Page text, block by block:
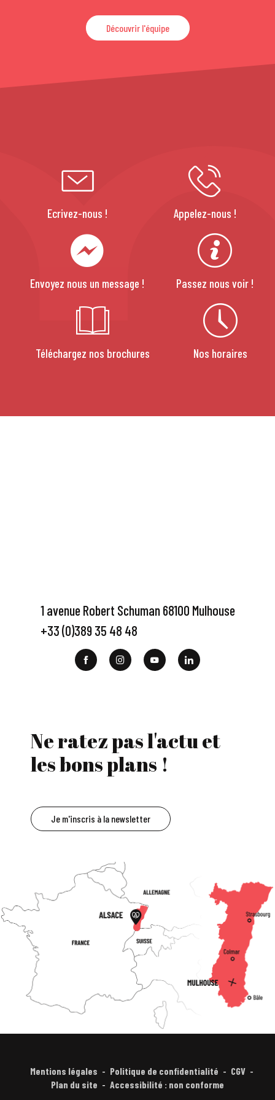
Découvrir l'équipe
Ecrivez-nous ! Appelez-nous !
Envoyez nous un message ! Passez nous voir !
Téléchargez nos brochures Nos horaires
1 avenue Robert Schuman 68100 Mulhouse
+33 (0)389 35 48 48
Ne ratez pas l'actu et
les bons plans !
Je m'inscris à la newsletter
Mentions légales Politique de confidentialité
CGV
Plan du site
Accessibilité : non conforme